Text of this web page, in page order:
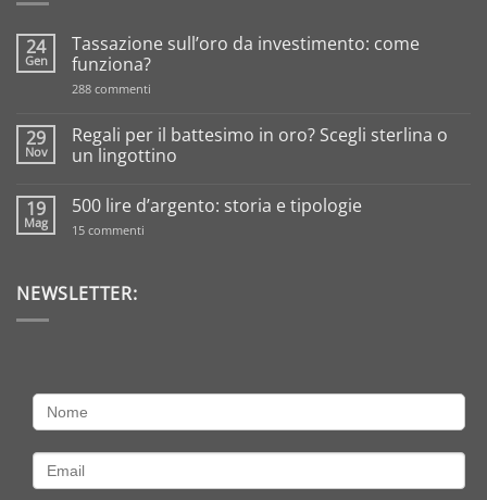
24
Gen
Tassazione sull’oro da investimento: come
funziona?
288 commenti
da
investimento:
come
29
Nov
Regali per il battesimo in oro? Scegli sterlina o
un lingottino
su
per
oro?
Scegli
19
Mag
500 lire d’argento: storia e tipologie
15 commenti
NEWSLETTER: